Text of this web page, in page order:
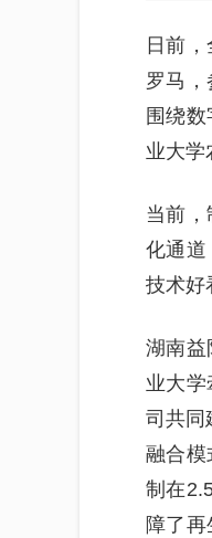
日前
罗马
围绕
业大学
当前
化通道
技术好
湖南益
业大
司共同
融合模
制在
障了